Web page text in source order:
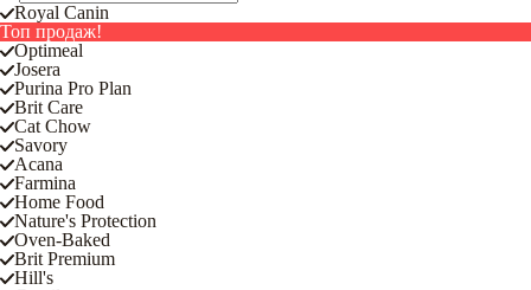
Royal Canin
Топ продаж!
Optimeal
Josera
Purina Pro Plan
Brit Care
Cat Chow
Savory
Acana
Farmina
Home Food
Nature's Protection
Oven-Baked
Brit Premium
Hill's